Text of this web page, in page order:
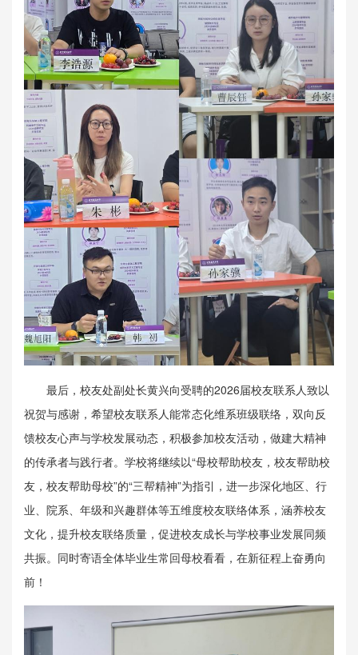
最后，校友处副处长黄兴向受聘的2026届校友联系人致以
祝贺与感谢，希望校友联系人能常态化维系班级联络，双向反
馈校友心声与学校发展动态，积极参加校友活动，做建大精神
的传承者与践行者。学校将继续以“母校帮助校友，校友帮助校
友，校友帮助母校”的“三帮精神”为指引，进一步深化地区、行
业、院系、年级和兴趣群体等五维度校友联络体系，涵养校友
文化，提升校友联络质量，促进校友成长与学校事业发展同频
共振。同时寄语全体毕业生常回母校看看，在新征程上奋勇向
前！